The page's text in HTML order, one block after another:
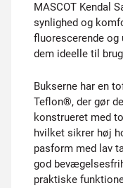
MASCOT Kendal
synlighed og
fluorescerende og
dem ideelle til
Bukserne har en
Teflon®, der gør
konstrueret med
hvilket sikrer høj
pasform med lav
god
praktiske